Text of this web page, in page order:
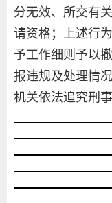
分无效、所交有
请资格；上述行
予工作细则予以
报违规及处理情
机关依法追究刑事